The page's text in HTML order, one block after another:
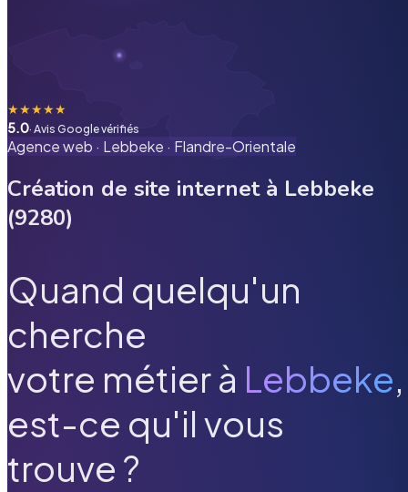
★★★★★
5.0· Avis Google vérifiés
Agence web · Lebbeke · Flandre-Orientale
Création de site internet à Lebbeke
(9280)
Quand quelqu'un
cherche
votre métier à Lebbeke,
est-ce qu'il vous
trouve ?